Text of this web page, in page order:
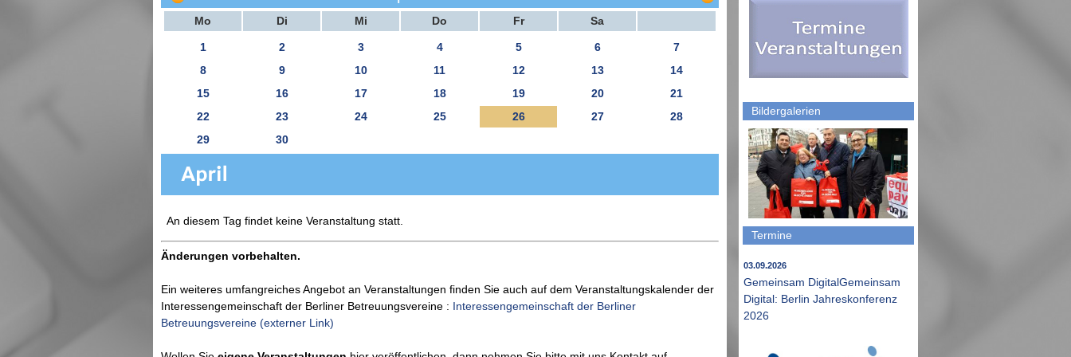
Mo Di Mi Do Fr Sa
1 2 3 4 5 6
7
8
9 10 11 12 13
14
15
16 17 18 19 20
21
22
23 24 25 26 27
28
29
30
An diesem Tag findet keine Veranstaltung statt.
Änderungen vorbehalten.
Ein weiteres umfangreiches Angebot an Veranstaltungen finden Sie auch auf dem Veranstaltungskalender der
Interessengemeinschaft der Berliner Betreuungsvereine : Interessengemeinschaft der Berliner
Betreuungsvereine (externer Link)
Bildergalerien
Termine
03.09.2026
Gemeinsam DigitalGemeinsam
Digital: Berlin Jahreskonferenz
2026